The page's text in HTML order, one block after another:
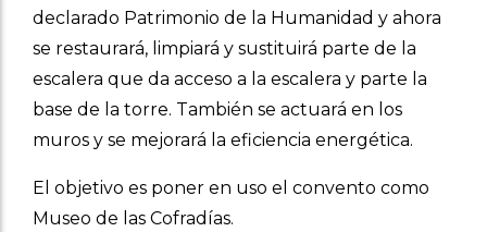
declarado Patrimonio de la Humanidad y ahora
se restaurará, limpiará y sustituirá parte de la
escalera que da acceso a la escalera y parte la
base de la torre. También se actuará en los
muros y se mejorará la eficiencia energética.
El objetivo es poner en uso el convento como
Museo de las Cofradías.